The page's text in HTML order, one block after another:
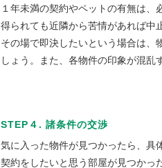
１年未満の契約やペットの有無は
得られても近隣から苦情があれば中
その場で即決したいという場合は、
しょう。また、各物件の印象が混
STEP４. 諸条件の交渉
気に入った物件が見つかったら、具
契約をしたいと思う部屋が見つかっ